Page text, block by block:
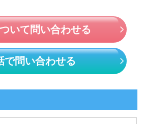
いて問い合わせる
で問い合わせる